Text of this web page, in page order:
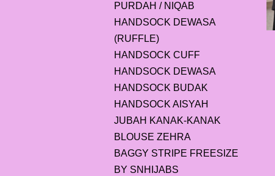
PURDAH / NIQAB
HANDSOCK DEWASA
(RUFFLE)
HANDSOCK CUFF
HANDSOCK DEWASA
HANDSOCK BUDAK
HANDSOCK AISYAH
JUBAH KANAK-KANAK
BLOUSE ZEHRA
BAGGY STRIPE FREESIZE
BY SNHIJABS